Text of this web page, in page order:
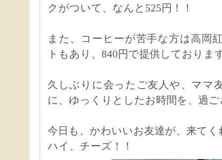
クがついて、なんと525円！！
また、コーヒーが苦手な方は高岡
トもあり、840円で提供しておりま
久しぶりに会ったご友人や、ママ
に、ゆっくりとしたお時間を、過
今日も、かわいいお友達が、来て
ハイ、チーズ！！